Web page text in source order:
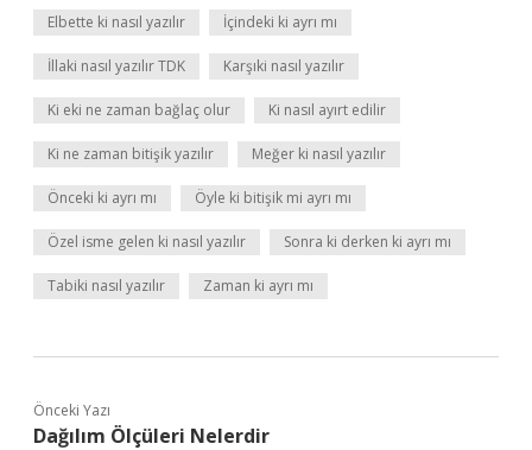
Elbette ki nasıl yazılır İçindeki ki ayrı mı
İllaki nasıl yazılır TDK Karşıki nasıl yazılır
Ki eki ne zaman bağlaç olur Ki nasıl ayırt edilir
Ki ne zaman bitişik yazılır Meğer ki nasıl yazılır
Önceki ki ayrı mı Öyle ki bitişik mi ayrı mı
Özel isme gelen ki nasıl yazılır Sonra ki derken ki ayrı mı
Tabiki nasıl yazılır Zaman ki ayrı mı
Önceki Yazı
Dağılım Ölçüleri Nelerdir